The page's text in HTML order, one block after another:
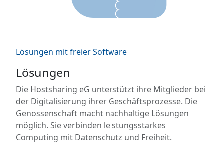
Lösungen mit freier Software
Lösungen
Die Hostsharing eG unterstützt ihre Mitglieder bei
der Digitalisierung ihrer Geschäftsprozesse. Die
Genossenschaft macht nachhaltige Lösungen
möglich. Sie verbinden leistungsstarkes
Computing mit Datenschutz und Freiheit.